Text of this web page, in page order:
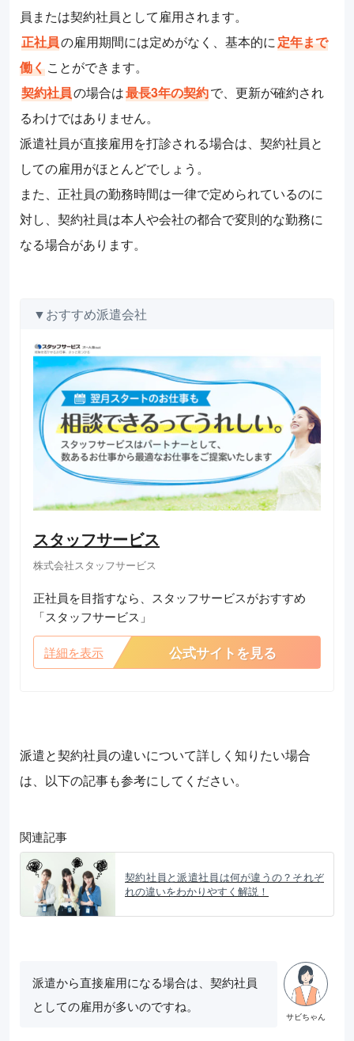
員または契約社員として雇用されます。
正社員の雇用期間には定めがなく、基本的に定年まで
働くことができます。
契約社員の場合は最長3年の契約で、更新が確約され
るわけではありません。
派遣社員が直接雇用を打診される場合は、契約社員と
しての雇用がほとんどでしょう。
また、正社員の勤務時間は一律で定められているのに
対し、契約社員は本人や会社の都合で変則的な勤務に
なる場合があります。
▼おすすめ派遣会社
スタッフサービス
株式会社スタッフサービス
正社員を目指すなら、スタッフサービスがおすすめ
「スタッフサービス」
詳細を表示 公式サイトを見る
派遣と契約社員の違いについて詳しく知りたい場合
は、以下の記事も参考にしてください。
関連記事
契約社員と派遣社員は何が違うの？それぞ
れの違いをわかりやすく解説！
派遣から直接雇用になる場合は、契約社員
としての雇用が多いのですね。